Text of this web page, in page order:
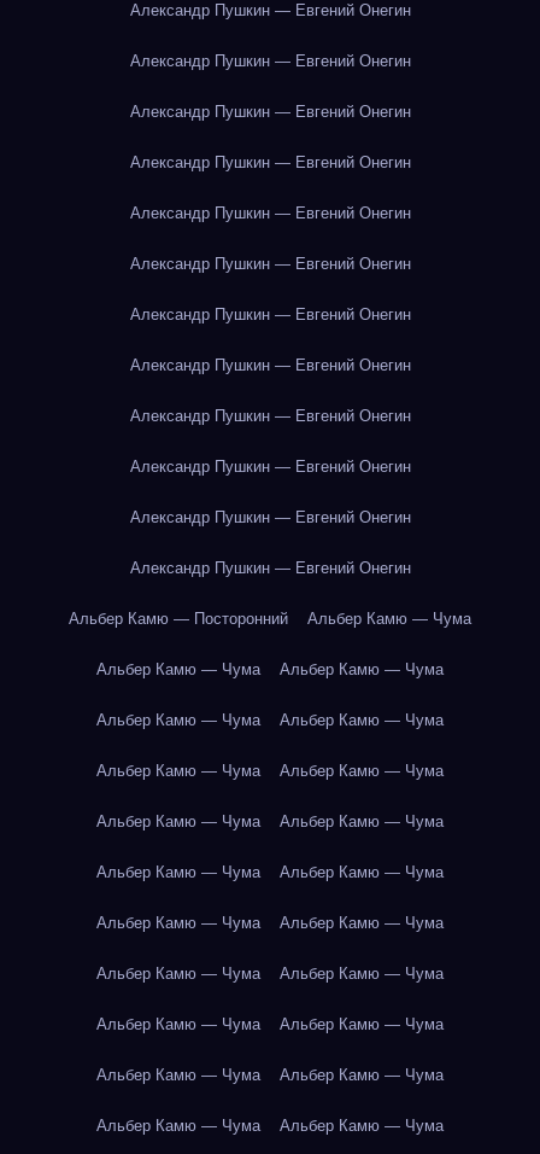
Александр Пушкин — Евгений Онегин
Александр Пушкин — Евгений Онегин
Александр Пушкин — Евгений Онегин
Александр Пушкин — Евгений Онегин
Александр Пушкин — Евгений Онегин
Александр Пушкин — Евгений Онегин
Александр Пушкин — Евгений Онегин
Александр Пушкин — Евгений Онегин
Александр Пушкин — Евгений Онегин
Александр Пушкин — Евгений Онегин
Александр Пушкин — Евгений Онегин
Александр Пушкин — Евгений Онегин
Альбер Камю — Посторонний Альбер Камю — Чума
Альбер Камю — Чума Альбер Камю — Чума
Альбер Камю — Чума Альбер Камю — Чума
Альбер Камю — Чума Альбер Камю — Чума
Альбер Камю — Чума Альбер Камю — Чума
Альбер Камю — Чума Альбер Камю — Чума
Альбер Камю — Чума Альбер Камю — Чума
Альбер Камю — Чума Альбер Камю — Чума
Альбер Камю — Чума Альбер Камю — Чума
Альбер Камю — Чума Альбер Камю — Чума
Альбер Камю — Чума Альбер Камю — Чума